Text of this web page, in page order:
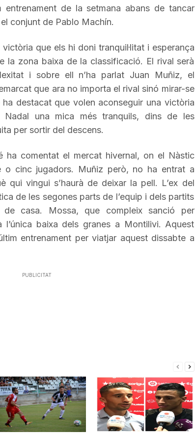
entrenament de la setmana abans de tancar
conjunt de Pablo Machín.
que els hi doni tranquil·litat i esperança
la zona baixa de la classificació. El rival serà
i sobre ell n’ha parlat Juan Muñiz, el
que ara no importa el rival sinó mirar-se
ha destacat que volen aconseguir una victòria
una mica més tranquils, dins de les
per sortir del descens.
ha comentat el mercat hivernal, on el Nàstic
o cinc jugadors. Muñiz però, no ha entrat a
qui vingui s’haurà de deixar la pell. L’ex del
de les segones parts de l’equip i dels partits
casa. Mossa, que compleix sanció per
l’única baixa dels granes a Montilivi. Aquest
entrenament per viatjar aquest dissabte a
PUBLICITAT